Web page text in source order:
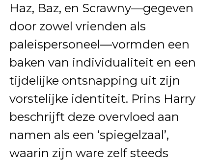
Haz, Baz, en Scrawny—gegeven
door zowel vrienden als
paleispersoneel—vormden een
baken van individualiteit en een
tijdelijke ontsnapping uit zijn
vorstelijke identiteit. Prins Harry
beschrijft deze overvloed aan
namen als een ‘spiegelzaal’,
waarin zijn ware zelf steeds